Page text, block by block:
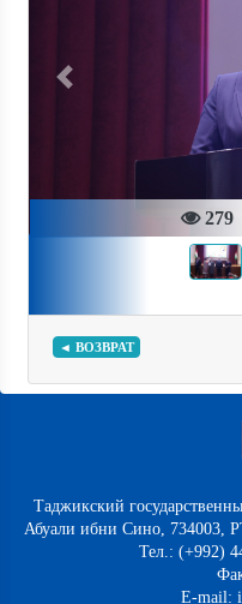
279
Previous
◄ ВОЗВРАТ
Таджикский
Абуали ибни Сино, 734003,
Тел.: (+992)
E-mail: